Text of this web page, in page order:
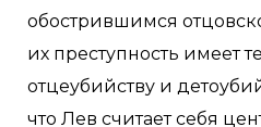
обострившимся
их преступность имеет
отцеубийству и
что Лев считает себя